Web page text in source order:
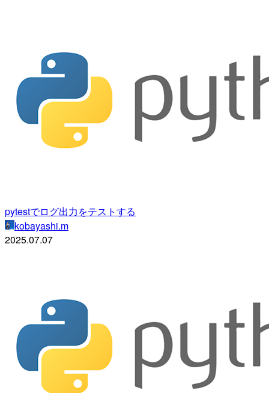
pytestでログ出力をテストする
kobayashi.m
2025.07.07